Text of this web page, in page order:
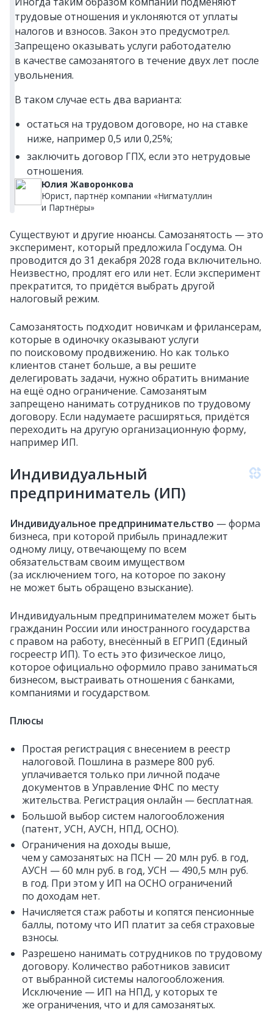
трудовые отношения и уклоняются от уплаты
налогов и взносов. Закон это предусмотрел.
Запрещено оказывать услуги работодателю
в качестве самозанятого в течение двух лет после
увольнения.
В таком случае есть два варианта:
остаться на трудовом договоре, но на ставке
ниже, например 0,5 или 0,25%;
заключить договор ГПХ, если это нетрудовые
отношения.
Юлия Жаворонкова
Юрист, партнёр компании «Нигматуллин
и Партнёры»
Существуют и другие нюансы. Самозанятость — это
эксперимент, который предложила Госдума. Он
проводится до 31 декабря 2028 года включительно.
Неизвестно, продлят его или нет. Если эксперимент
прекратится, то придётся выбрать другой
налоговый режим.
Самозанятость подходит новичкам и фрилансерам,
которые в одиночку оказывают услуги
по поисковому продвижению. Но как только
клиентов станет больше, а вы решите
делегировать задачи, нужно обратить внимание
на ещё одно ограничение. Самозанятым
запрещено нанимать сотрудников по трудовому
договору. Если надумаете расширяться, придётся
переходить на другую организационную форму,
например ИП.
Индивидуальный
предприниматель (ИП)
Индивидуальное предпринимательство — форма
бизнеса, при которой прибыль принадлежит
одному лицу, отвечающему по всем
обязательствам своим имуществом
(за исключением того, на которое по закону
не может быть обращено взыскание).
Индивидуальным предпринимателем может быть
гражданин России или иностранного государства
с правом на работу, внесённый в ЕГРИП (Единый
госреестр ИП). То есть это физическое лицо,
которое официально оформило право заниматься
бизнесом, выстраивать отношения с банками,
компаниями и государством.
Плюсы
Простая регистрация с внесением в реестр
налоговой. Пошлина в размере 800 руб.
уплачивается только при личной подаче
документов в Управление ФНС по месту
жительства. Регистрация онлайн — бесплатная.
Большой выбор систем налогообложения
(патент, УСН, АУСН, НПД, ОСНО).
Ограничения на доходы выше,
чем у самозанятых: на ПСН — 20 млн руб. в год,
АУСН — 60 млн руб. в год, УСН — 490,5 млн руб.
в год. При этом у ИП на ОСНО ограничений
по доходам нет.
Начисляется стаж работы и копятся пенсионные
баллы, потому что ИП платит за себя страховые
взносы.
Разрешено нанимать сотрудников по трудовому
договору. Количество работников зависит
от выбранной системы налогообложения.
Исключение — ИП на НПД, у которых те
же ограничения, что и для самозанятых.